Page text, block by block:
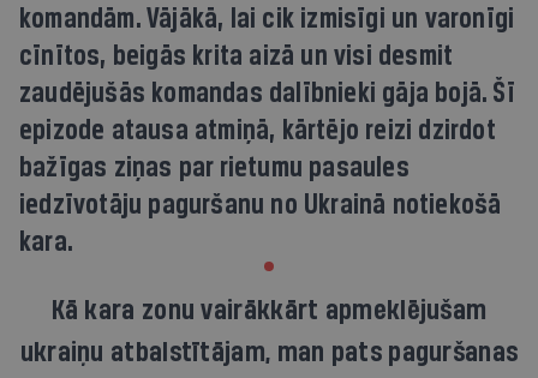
komandām. Vājākā, lai cik izmisīgi un varonīgi
cīnītos, beigās krita aizā un visi desmit
zaudējušās komandas dalībnieki gāja bojā. Šī
epizode atausa atmiņā, kārtējo reizi dzirdot
bažīgas ziņas par rietumu pasaules
iedzīvotāju paguršanu no Ukrainā notiekošā
kara.
Kā kara zonu vairākkārt apmeklējušam
ukraiņu atbalstītājam, man pats paguršanas